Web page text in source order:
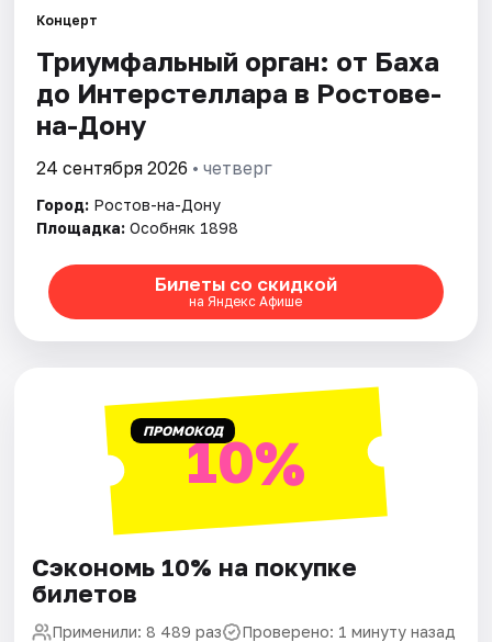
Города
Площадки
Артисты
Рейтинги
Концерт
Триумфальный орган: от Баха
до Интерстеллара в Ростове-
на-Дону
24 сентября 2026 • четверг
Город: Ростов-на-Дону
Площадка: Особняк 1898
Билеты со скидкой
на Яндекс Афише
ПРОМОКОД10%
Сэкономь 10% на покупке
билетов
Применили: 8 489 раз Проверено: 1 минуту назад